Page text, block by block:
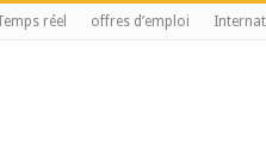
réel offres d’emploi